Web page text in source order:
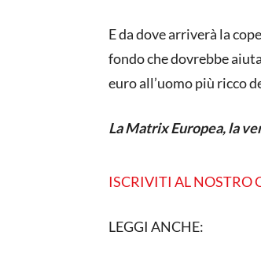
E da dove arriverà la
fondo che dovrebbe
euro all’uomo più ricco
La Matrix Europea, la
ISCRIVITI AL NOSTRO
LEGGI ANCHE: